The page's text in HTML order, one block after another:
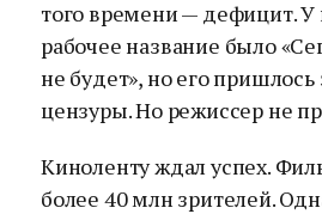
того времени — дефицит.
рабочее название было
не будет», но его
цензуры. Но режиссер не
Киноленту ждал успех.
более 40 млн зрителей.